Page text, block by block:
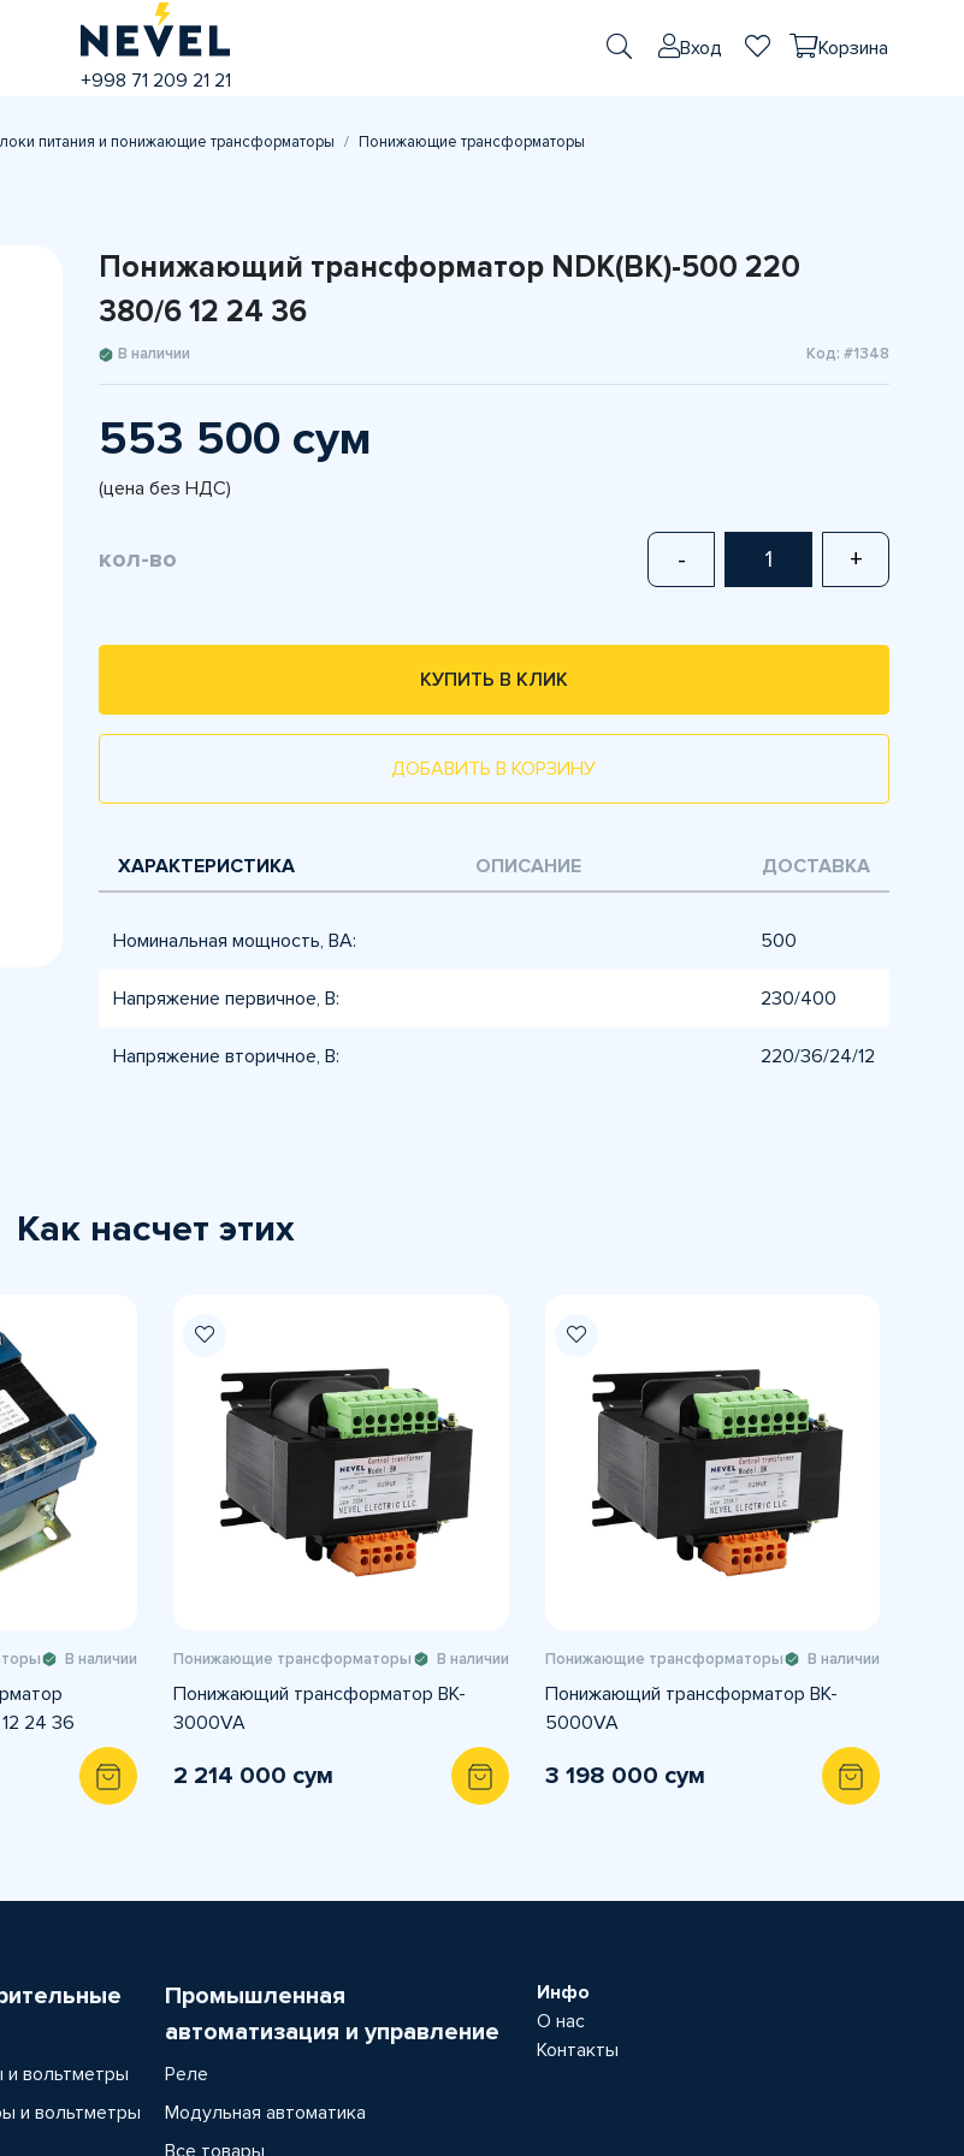
+998 71 209 21 21
Вход Корзина
питания и понижающие трансформаторы
Понижающие трансформаторы
Понижающий трансформатор NDK(BK)-500 220
380/6 12 24 36
В наличии Код: #1348
553 500 сум
(цена без НДС)
кол-во - +
КУПИТЬ В КЛИК
ДОБАВИТЬ В КОРЗИНУ
ХАРАКТЕРИСТИКА ОПИСАНИЕ ДОСТАВКА
Номинальная мощность, ВА: 500
Напряжение первичное, B: 230/400
Напряжение вторичное, B: 220/36/24/12
Как насчет этих
В наличии
24 36
Понижающие трансформаторы В наличии
Понижающий трансформатор BK-
3000VA
2 214 000 сум
Понижающие трансформаторы В наличии
Понижающий трансформатор BK-
5000VA
3 198 000 сум
вольтметры
и вольтметры
Промышленная
автоматизация и управление
Реле
Модульная автоматика
Все товары
Инфо
О нас
Контакты